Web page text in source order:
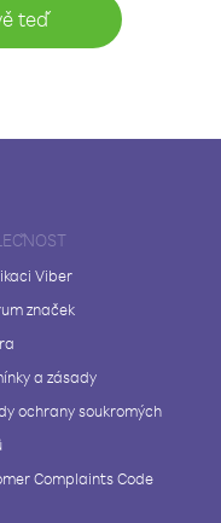
teď
Viber
značek
a zásady
ochrany soukromých
Complaints Code